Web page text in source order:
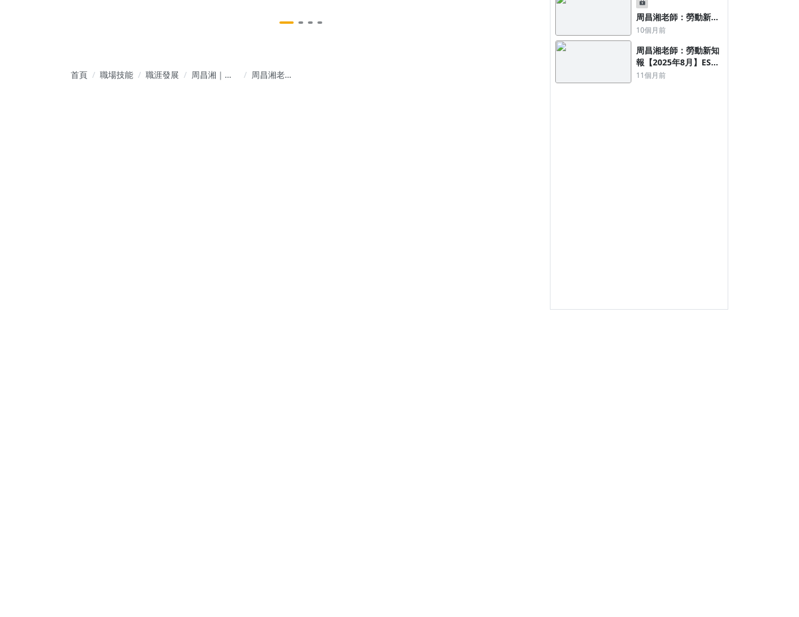
首頁 職場技能 職涯發展
周昌湘｜讓
周昌湘老
周昌湘老師：勞動新知
報【2025年9月】勞動
10個月前
周昌湘老師：勞動新知
報【2025年8月】ESG
永續治理新知
11個月前